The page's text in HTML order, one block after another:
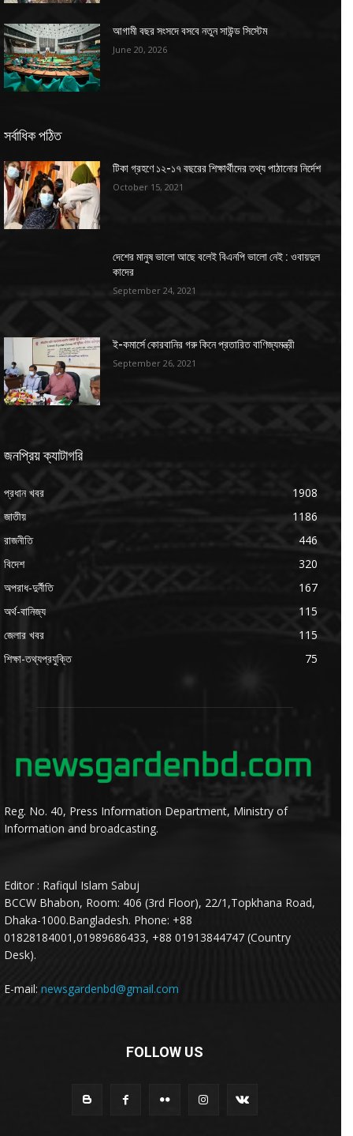
আগামী বছর সংসদে বসবে নতুন সাউন্ড সিস্টেম
June 20, 2026
সর্বাধিক পঠিত
টিকা গ্রহণে ১২-১৭ বছরের শিক্ষার্থীদের তথ্য পাঠানোর নির্দেশ
October 15, 2021
দেশের মানুষ ভালো আছে বলেই বিএনপি ভালো নেই : ওবায়দুল
কাদের
September 24, 2021
ই-কমার্সে কোরবানির গরু কিনে প্রতারিত বাণিজ্যমন্ত্রী
September 26, 2021
জনপ্রিয় ক্যাটাগরি
প্রধান খবর
1908
জাতীয়
1186
রাজনীতি
446
বিদেশ
320
অপরাধ-দুর্নীতি
167
অর্থ-বানিজ্য
115
জেলার খবর
115
শিক্ষা-তথ্যপ্রযুক্তি
75
Reg. No. 40, Press Information Department, Ministry of
Information and broadcasting.
Editor : Rafiqul Islam Sabuj
BCCW Bhabon, Room: 406 (3rd Floor), 22/1,Topkhana Road,
Dhaka-1000.Bangladesh. Phone: +88
01828184001,01989686433, +88 01913844747 (Country
Desk).
E-mail: newsgardenbd@gmail.com
FOLLOW US